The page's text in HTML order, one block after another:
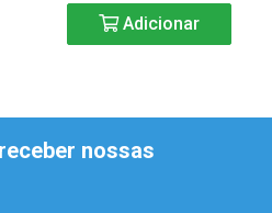
Adicionar
nossas